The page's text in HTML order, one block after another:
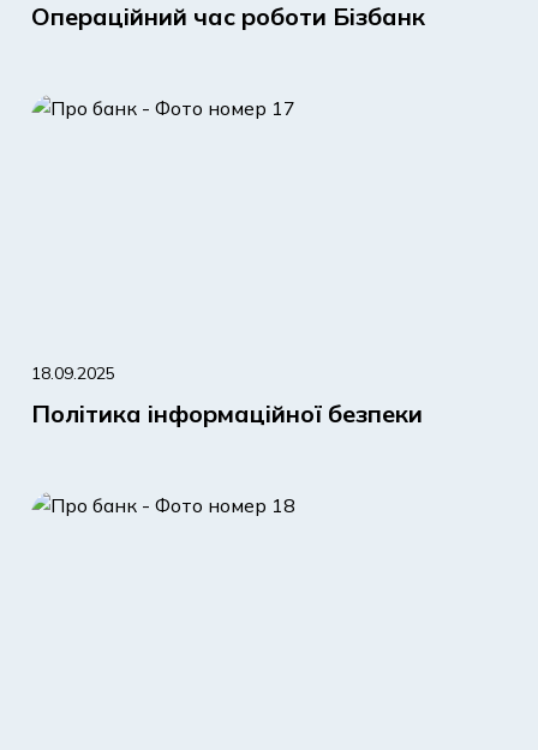
Операційний час роботи Бізбанк
18.09.2025
Політика інформаційної безпеки